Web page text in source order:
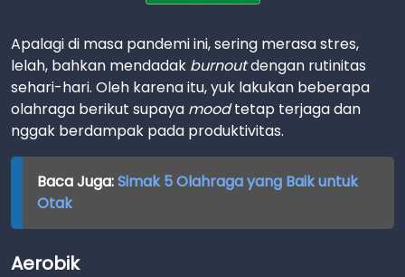
Apalagi di masa pandemi ini, sering merasa stres,
lelah, bahkan mendadak burnoutdengan rutinitas
sehari-hari. Oleh karena itu, yuk lakukan beberapa
olahraga berikut supaya moodtetap terjaga dan
nggak berdampak pada produktivitas.
Baca Juga:Simak 5 Olahraga yang Baik untuk
Otak
Aerobik